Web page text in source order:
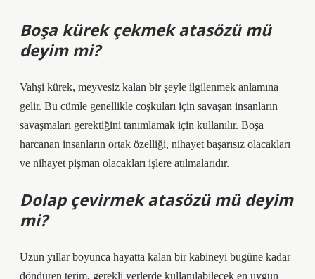
Boşa kürek çekmek atasözü mü
deyim mi?
Vahşi kürek, meyvesiz kalan bir şeyle ilgilenmek anlamına
gelir. Bu cümle genellikle coşkuları için savaşan insanların
savaşmaları gerektiğini tanımlamak için kullanılır. Boşa
harcanan insanların ortak özelliği, nihayet başarısız olacakları
ve nihayet pişman olacakları işlere atılmalarıdır.
Dolap çevirmek atasözü mü deyim
mi?
Uzun yıllar boyunca hayatta kalan bir kabineyi bugüne kadar
döndüren terim, gerekli yerlerde kullanılabilecek en uygun